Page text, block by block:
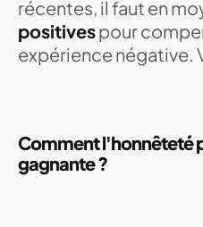
récentes, il faut en
positivespour
expérience négative.
Comment l'honnêteté
gagnante ?